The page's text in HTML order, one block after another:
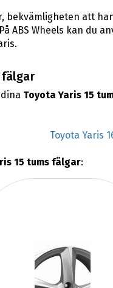
att
ABS Wheels kan du
fälgar
Toyota Yaris 15
Toyota Yaris
15 tums fälgar: